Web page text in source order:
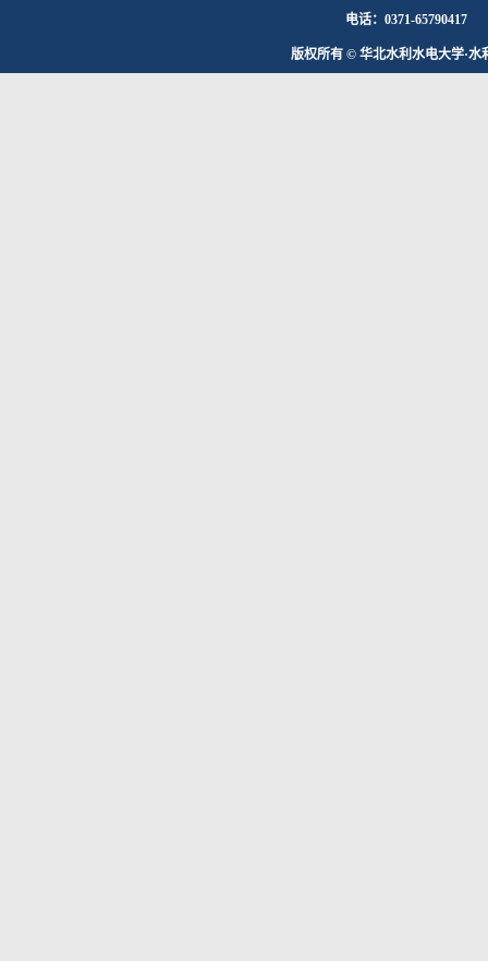
电话：0371-65790417
版权所有 © 华北水利水电大学·水